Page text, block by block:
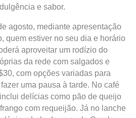
e sabor.
agosto, mediante apresentação
quem estiver no seu dia e horário
aproveitar um rodízio do
da rede com salgados e
com opções variadas para
uma pausa à tarde. No café
delícias como pão de queijo
com requeijão. Já no lanche